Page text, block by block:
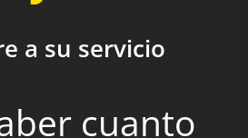
a su servicio
cuanto